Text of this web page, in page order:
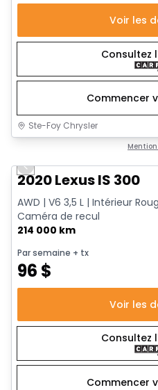
Voir les
Consultez
Commencer
Ste-Foy Chrysler
Previous slide
2020 Lexus IS 300
AWD | V6 3,5 L | Intérieur
Caméra de recul
214 000 km
Par semaine + tx
96 $
Voir les
Consultez
Commencer